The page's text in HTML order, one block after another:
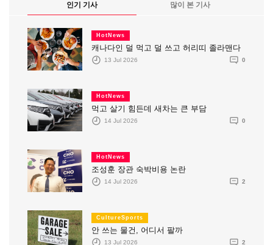
인기 기사 많이 본 기사
HotNews
캐나다인 덜 먹고 덜 쓰고 허리띠 졸라맨다
13 Jul 2026 0
HotNews
먹고 살기 힘든데 새차는 큰 부담
14 Jul 2026 0
HotNews
조성훈 장관 숙박비용 논란
14 Jul 2026 2
CultureSports
안 쓰는 물건, 어디서 팔까
13 Jul 2026 2